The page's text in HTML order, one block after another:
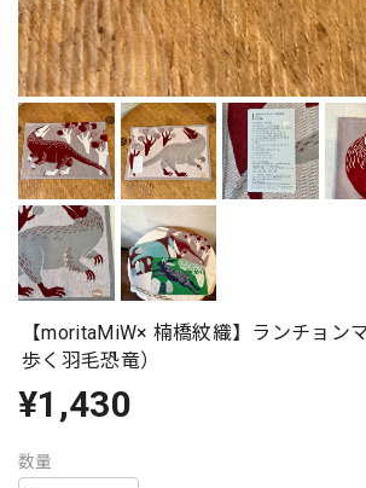
【moritaMiW× 楠橋紋織】ランチョン
歩く羽毛恐竜）
¥1,430
数量